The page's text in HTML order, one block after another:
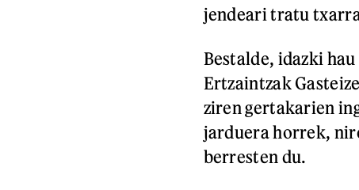
jendeari tratu
Bestalde, idazki
Ertzaintzak
ziren gertakarien
jarduera horrek,
berresten du.